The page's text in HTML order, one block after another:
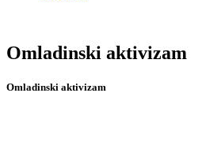
Omladinski aktivizam
Omladinski aktivizam